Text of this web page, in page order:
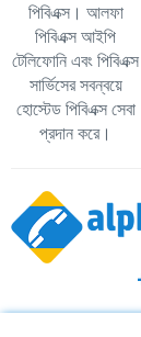
পিবিএক্স। আলফা
পিবিএক্স আইপি
টেলিফোনি এবং পিবিএক্স
সার্ভিসের সবন্বয়ে
হোস্টেড পিবিএক্স সেবা
প্রদান করে।